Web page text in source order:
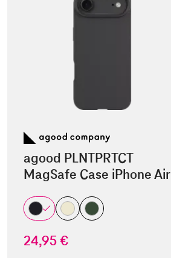
agood PLNTPRTCT
MagSafe Case iPhone Air
24,95 €